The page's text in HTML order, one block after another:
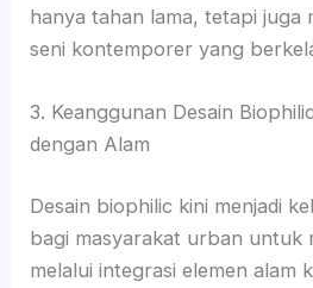
hanya tahan lama, tetapi juga
seni kontemporer yang
3. Keanggunan Desain
dengan Alam
Desain biophilic kini menjadi
bagi masyarakat urban untuk
melalui integrasi elemen alam